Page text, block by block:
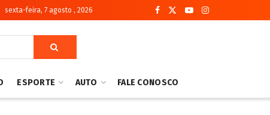
sexta-feira, 7 agosto , 2026
ESPORTE AUTO FALE CONOSCO